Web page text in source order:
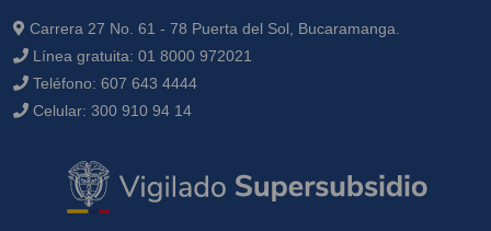
Carrera 27 No. 61 - 78 Puerta del Sol, Bucaramanga.
Línea gratuita: 01 8000 972021
Teléfono: 607 643 4444
Celular: 300 910 94 14